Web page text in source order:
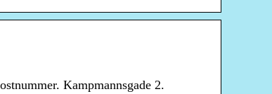
Kampmannsgade 2.